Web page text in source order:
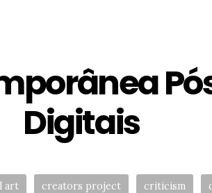
Digitais
art creators project criticism